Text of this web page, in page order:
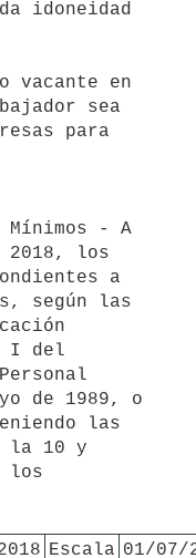
sea
los
a
según las
I del
de 1989, o
las
la 10 y
los
Escala 01/07/